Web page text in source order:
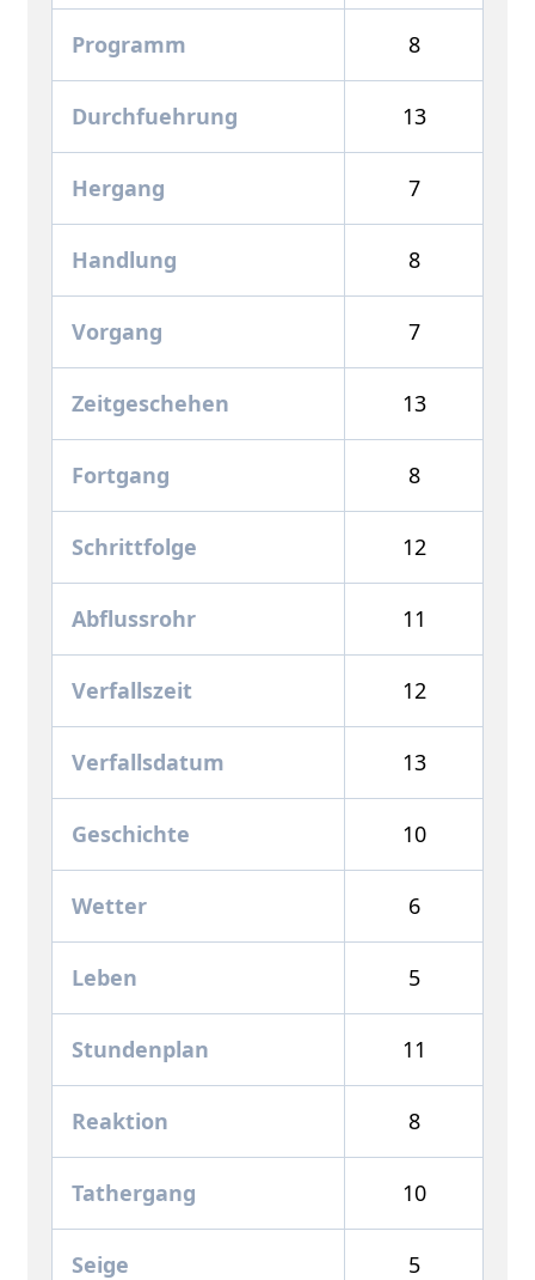
Programm 8
Durchfuehrung 13
Hergang 7
Handlung 8
Vorgang 7
Zeitgeschehen 13
Fortgang 8
Schrittfolge 12
Abflussrohr 11
Verfallszeit 12
Verfallsdatum 13
Geschichte 10
Wetter 6
Leben 5
Stundenplan 11
Reaktion 8
Tathergang 10
Seige 5